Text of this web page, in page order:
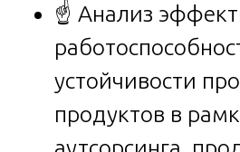
☝️ Анализ
устойчивости
продуктов в